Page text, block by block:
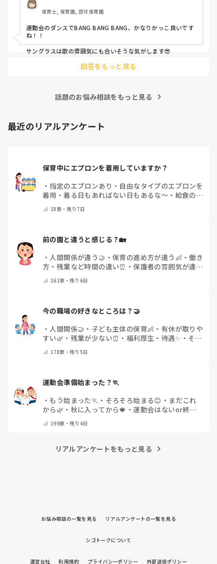
保育士, 保育園, 認可保育園
運動会のダンスでBANG BANG BANG、かなりかっこ良いです
ね！！
サングラスは歌の雰囲気にも合いそうな気がします😎
回答をもっと見る
話題のお悩み相談をもっと見る
最近のリアルアンケート
保育中にエプロンを着用していますか？
・ 指定のエプロンあり ・ 自由なタイプのエプロンを
着用 ・着る日もあればない日もあるな～ ・ 給食のと
で教えてください)
28票・ 残り7日
前の園と違うと感じる？🏡
・ 人間関係が違う🤝 ・ 保育の進め方が違う👶 ・働き
方・残業など時間の違い⏰ ・保護者の雰囲気が違う
で教えてください)
161票・残り6日
・ 人間関係🤝 ・ 子ども主体の保育👶 ・ 有休が取りや
すい🌿 ・ 残業が少ない⏰ ・ 福利厚生・待遇✨ ・ その
178票・残り5日
運動会準備始まった？🏃
・ もう始まった🏃 ・ そろそろ始まる😊 ・ まだこれ
から🌿 ・ 秋に入ってから🍁 ・運動会はないor終わ
199票・残り4日
リアルアンケートをもっと見る
お悩み相談の一覧を見る リアルアンケートの一覧を見る
シゴトークについて
運営会社 利用規約 プライバシーポリシー 外部送信ポリシー